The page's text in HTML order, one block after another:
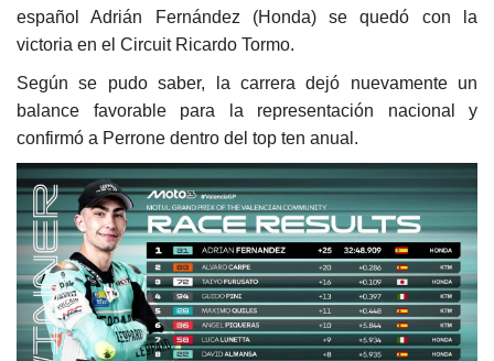
español Adrián Fernández (Honda) se quedó con la
victoria en el Circuit Ricardo Tormo.
Según se pudo saber, la carrera dejó nuevamente un
balance favorable para la representación nacional y
confirmó a Perrone dentro del top ten anual.